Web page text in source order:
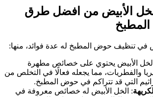
الأبيض من افضل طرق
في تنظيف حوض المطبخ له عدة فوائد، منها:
الأبيض يحتوي على خصائص مطهرة
والفطريات، مما يجعله فعالًا في التخلص من
التي قد تتراكم في حوض المطبخ.
: الخل الأبيض له خصائص معروفة في